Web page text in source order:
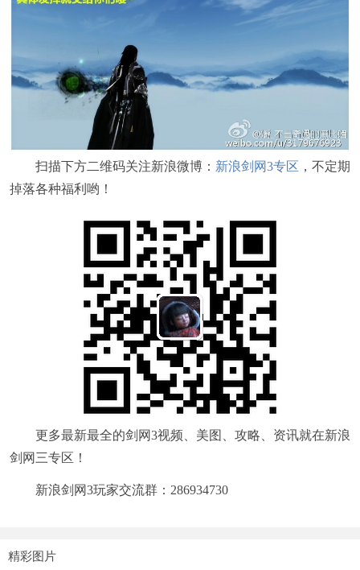
扫描下方二维码关注新浪微博： 新浪剑网3专区 ，不定期
掉落各种福利哟！
更多最新最全的剑网3视频、美图、攻略、资讯就在新浪
剑网三专区！
新浪剑网3玩家交流群：286934730
精彩图片